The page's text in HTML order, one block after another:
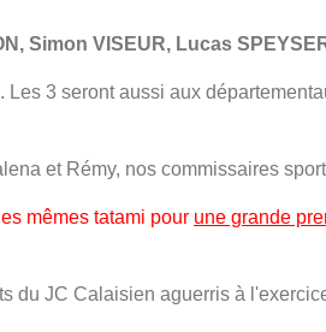
Simon VISEUR, Lucas
Les 3 seront aussi aux
et Rémy, nos commissaires
mêmes tatami pour une grande
du JC Calaisien aguerris à